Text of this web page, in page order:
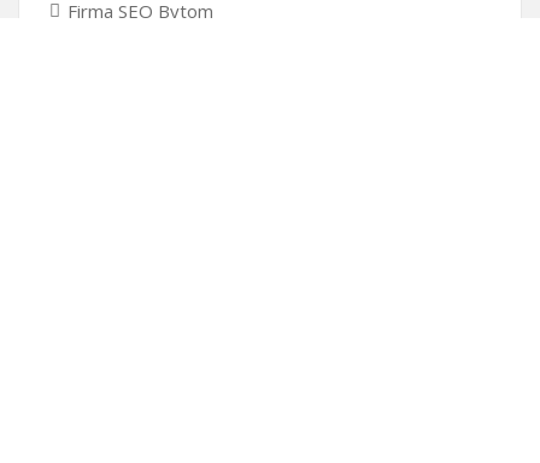
Firma SEO Bytom